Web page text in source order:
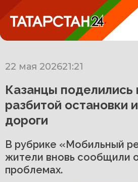
22 мая 202621:21
Казанцы поделились
разбитой остановки
дороги
В рубрике «Мобильный
жители вновь сообщили
проблемах.